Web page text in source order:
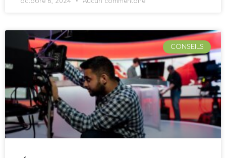
CONSEILS